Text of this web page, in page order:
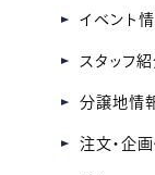
イベント
スタッフ
分譲地情
注文・企